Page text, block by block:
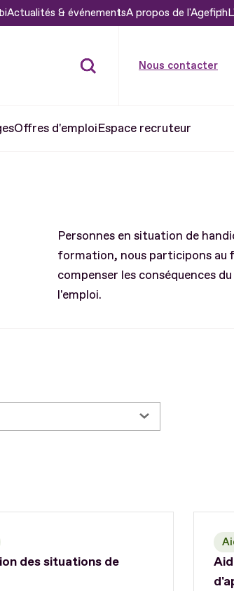
Actualités & événementsA propos de l'Agefiph
Nous contacter
Offres d'emploiEspace recruteur
Personnes en situation de
formation, nous participons au
compenser les conséquences
l'emploi.
des situations de